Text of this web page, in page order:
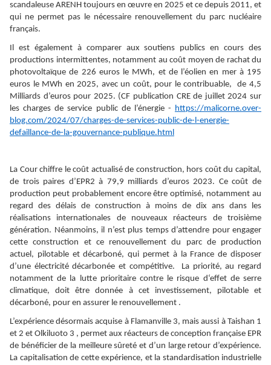
scandaleuse ARENH toujours en œuvre en 2025 et ce depuis 2011, et
qui ne permet pas le nécessaire renouvellement du parc nucléaire
français.
Il est également à comparer aux soutiens publics en cours des
productions intermittentes, notamment au coût moyen de rachat du
photovoltaïque de 226 euros le MWh, et de l’éolien en mer à 195
euros le MWh en 2025, avec un coût, pour le contribuable, de 4,5
Milliards d’euros pour 2025. (CF publication CRE de juillet 2024 sur
les charges de service public de l’énergie - https://malicorne.over-
blog.com/2024/07/charges-de-services-public-de-l-energie-
defaillance-de-la-gouvernance-publique.html
La Cour chiffre le coût actualisé de construction, hors coût du capital,
de trois paires d’EPR2 à 79,9 milliards d’euros 2023. Ce coût de
production peut probablement encore être optimisé, notamment au
regard des délais de construction à moins de dix ans dans les
réalisations internationales de nouveaux réacteurs de troisième
génération. Néanmoins, il n’est plus temps d’attendre pour engager
cette construction et ce renouvellement du parc de production
actuel, pilotable et décarboné, qui permet à la France de disposer
d’une électricité décarbonée et compétitive. La priorité, au regard
notamment de la lutte prioritaire contre le risque d‘effet de serre
climatique, doit être donnée à cet investissement, pilotable et
décarboné, pour en assurer le renouvellement .
L’expérience désormais acquise à Flamanville 3, mais aussi à Taishan 1
et 2 et Olkiluoto 3 , permet aux réacteurs de conception française EPR
de bénéficier de la meilleure sûreté et d’un large retour d’expérience.
La capitalisation de cette expérience, et la standardisation industrielle